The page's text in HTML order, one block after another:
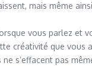
mais même
vous parlez et
créativité que vous
s’effacent pas